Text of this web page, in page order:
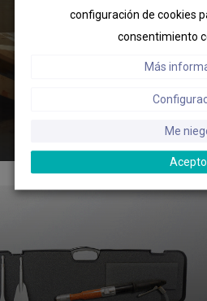
Equipo de Protección Individual
configuración de cookies
consentimiento
Más
Me
Acepto